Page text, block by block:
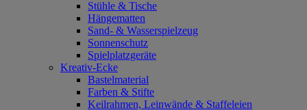
Stühle & Tische
Hängematten
Sand- & Wasserspielzeug
Sonnenschutz
Spielplatzgeräte
Kreativ-Ecke
Bastelmaterial
Farben & Stifte
Keilrahmen, Leinwände & Staffeleien